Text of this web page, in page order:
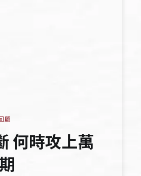
顧
何時攻上萬